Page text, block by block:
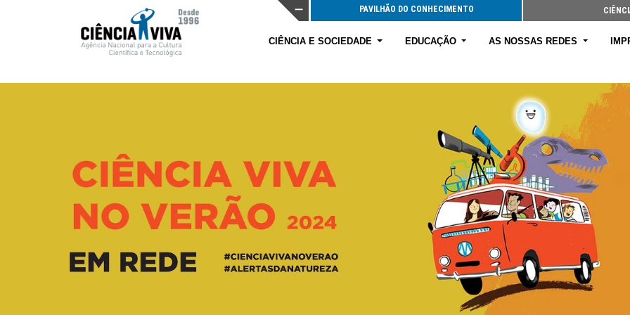
PAVILHÃO DO CONHECIMENTO
CIÊNCIA E SOCIEDADE EDUCAÇÃO AS NOSSAS REDES